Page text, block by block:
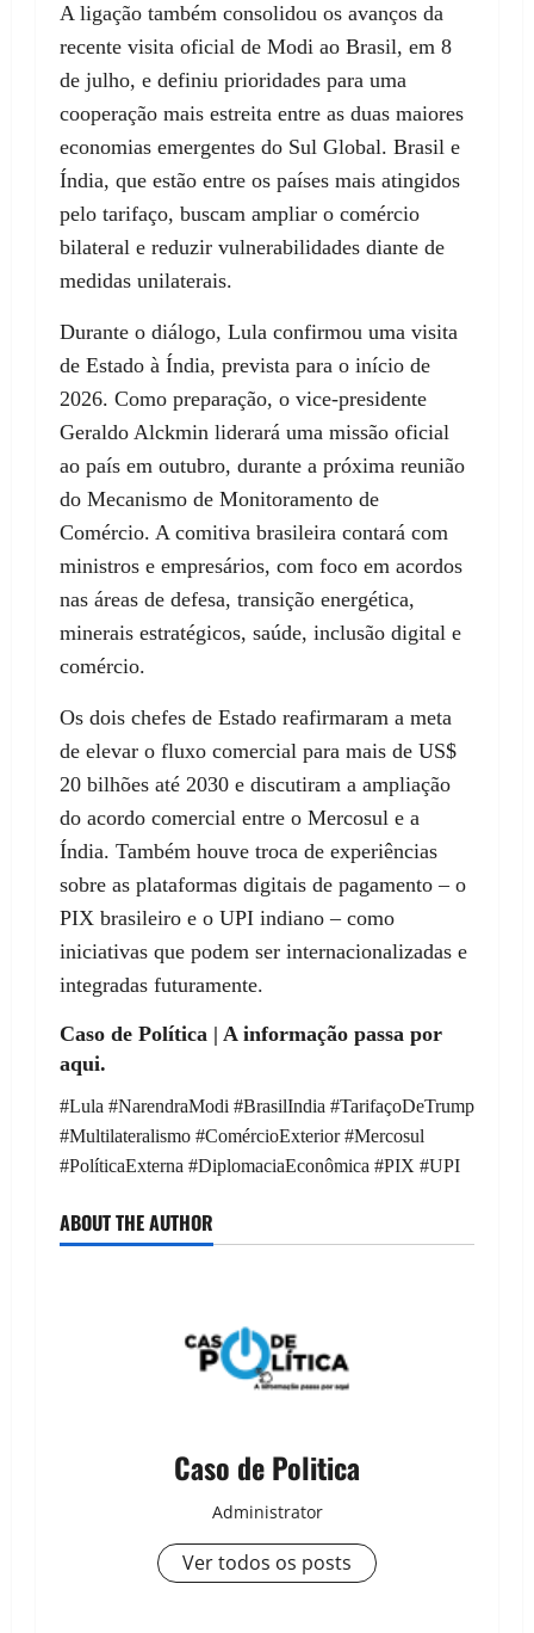
A ligação também consolidou os avanços da
recente visita oficial de Modi ao Brasil, em 8
de julho, e definiu prioridades para uma
cooperação mais estreita entre as duas maiores
economias emergentes do Sul Global. Brasil e
Índia, que estão entre os países mais atingidos
pelo tarifaço, buscam ampliar o comércio
bilateral e reduzir vulnerabilidades diante de
medidas unilaterais.
Durante o diálogo, Lula confirmou uma visita
de Estado à Índia, prevista para o início de
2026. Como preparação, o vice-presidente
Geraldo Alckmin liderará uma missão oficial
ao país em outubro, durante a próxima reunião
do Mecanismo de Monitoramento de
Comércio. A comitiva brasileira contará com
ministros e empresários, com foco em acordos
nas áreas de defesa, transição energética,
minerais estratégicos, saúde, inclusão digital e
comércio.
Os dois chefes de Estado reafirmaram a meta
de elevar o fluxo comercial para mais de US$
20 bilhões até 2030 e discutiram a ampliação
do acordo comercial entre o Mercosul e a
Índia. Também houve troca de experiências
sobre as plataformas digitais de pagamento – o
PIX brasileiro e o UPI indiano – como
iniciativas que podem ser internacionalizadas e
integradas futuramente.
Caso de Política | A informação passa por
aqui.
#Lula #NarendraModi #BrasilIndia #TarifaçoDeTrump
#Multilateralismo #ComércioExterior #Mercosul
#PolíticaExterna #DiplomaciaEconômica #PIX #UPI
ABOUT THE AUTHOR
Caso de Politica
Administrator
Ver todos os posts